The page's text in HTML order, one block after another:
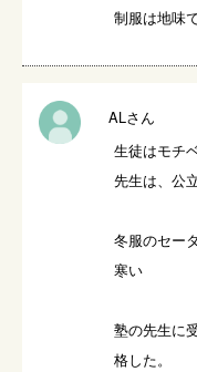
制服は地味で
ALさん
生徒はモチ
先生は、公
冬服のセー
寒い
塾の先生に
格した。